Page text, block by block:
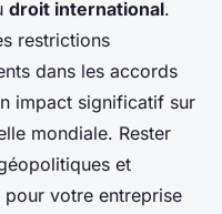
droit international.
restrictions
dans les accords
impact significatif sur
mondiale. Rester
et
votre entreprise